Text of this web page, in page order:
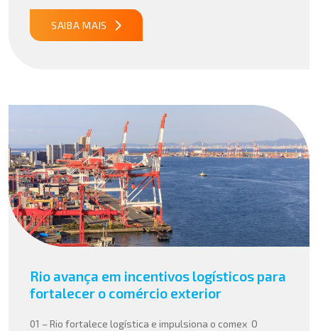
tarefas, a IA vem sendo aplicada para interpretar dados
complexos, […]
SAIBA MAIS
Rio avança em incentivos logísticos para
fortalecer o comércio exterior
01 – Rio fortalece logística e impulsiona o comex O